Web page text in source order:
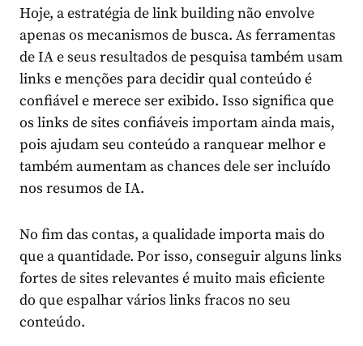
Hoje, a estratégia de link building não envolve
apenas os mecanismos de busca. As ferramentas
de IA e seus resultados de pesquisa também usam
links e menções para decidir qual conteúdo é
confiável e merece ser exibido. Isso significa que
os links de sites confiáveis importam ainda mais,
pois ajudam seu conteúdo a ranquear melhor e
também aumentam as chances dele ser incluído
nos resumos de IA.
No fim das contas, a qualidade importa mais do
que a quantidade. Por isso, conseguir alguns links
fortes de sites relevantes é muito mais eficiente
do que espalhar vários links fracos no seu
conteúdo.